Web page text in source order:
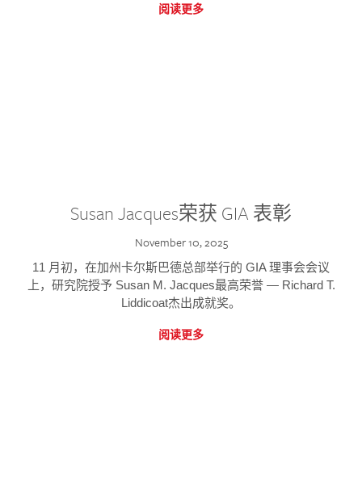
阅读更多
Susan Jacques荣获 GIA 表彰
November 10, 2025
11 月初，在加州卡尔斯巴德总部举行的 GIA 理事会会议
上，研究院授予 Susan M. Jacques最高荣誉 — Richard T.
Liddicoat杰出成就奖。
阅读更多